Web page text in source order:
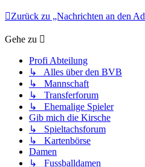
Zurück zu „Nachrichten an den
Gehe zu
Profi Abteilung
↳ Alles über den BVB
↳ Mannschaft
↳ Transferforum
↳ Ehemalige Spieler
Gib mich die Kirsche
↳ Spieltachsforum
↳ Kartenbörse
Damen
↳ Fussballdamen